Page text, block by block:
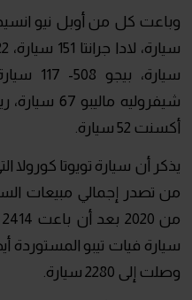
أكسنت 52 سيارة.
يذكر أن سيارة تويوتا كورولا
من تصدر إجمالي مبيعات
سيارة فيات تيبو المستوردة
وصلت إلى 2280 سيارة.